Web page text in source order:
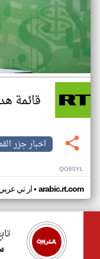
قائمة
اخبار جزر
QG60YL
ار تي• arabic.rt.com